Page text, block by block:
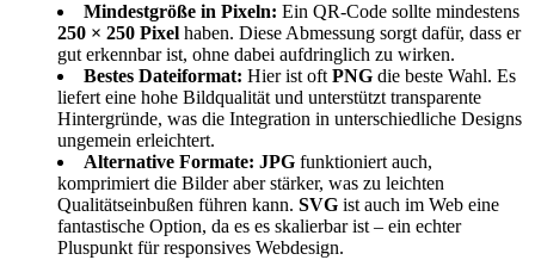
Mindestgröße in Pixeln: Ein QR‑Code sollte mindestens
250 × 250 Pixel haben. Diese Abmessung sorgt dafür, dass er
gut erkennbar ist, ohne dabei aufdringlich zu wirken.
Bestes Dateiformat: Hier ist oft PNG die beste Wahl. Es
liefert eine hohe Bildqualität und unterstützt transparente
Hintergründe, was die Integration in unterschiedliche Designs
ungemein erleichtert.
Alternative Formate: JPG funktioniert auch,
komprimiert die Bilder aber stärker, was zu leichten
Qualitätseinbußen führen kann. SVG ist auch im Web eine
fantastische Option, da es es skalierbar ist – ein echter
Pluspunkt für responsives Webdesign.